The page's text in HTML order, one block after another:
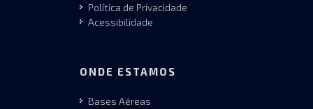
Política de Privacidade
Acessibilidade
ONDE ESTAMOS
Bases Aéreas